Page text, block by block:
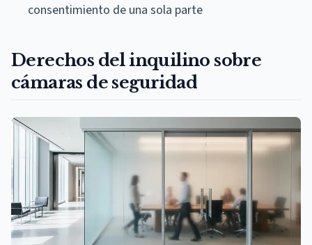
consentimiento de una sola parte
Derechos del inquilino sobre
cámaras de seguridad